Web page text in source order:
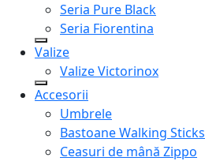
Seria Pure Black
Seria Fiorentina
Valize
Valize Victorinox
Accesorii
Umbrele
Bastoane Walking Sticks
Ceasuri de mână Zippo